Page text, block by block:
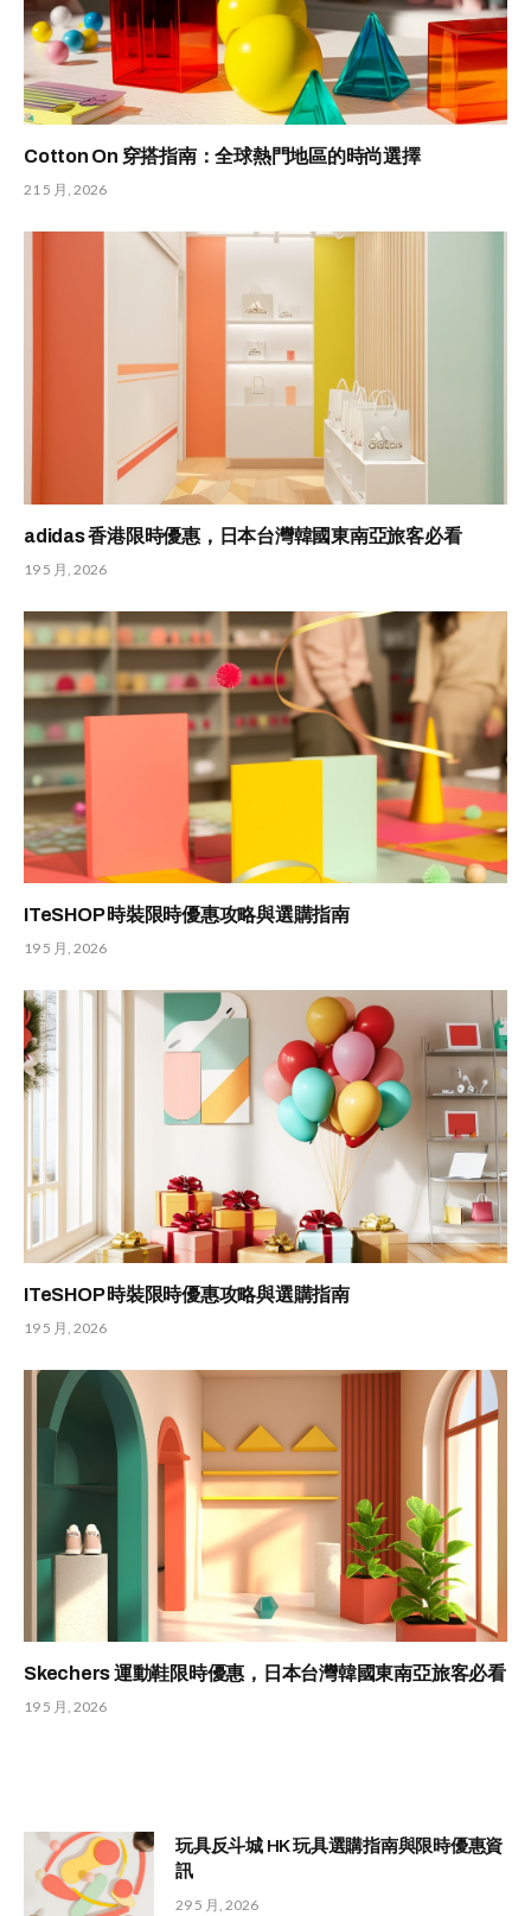
Cotton On 穿搭指南：全球熱門地區的時尚選擇
21 5 月, 2026
adidas 香港限時優惠，日本台灣韓國東南亞旅客必看
19 5 月, 2026
ITeSHOP 時裝限時優惠攻略與選購指南
19 5 月, 2026
ITeSHOP 時裝限時優惠攻略與選購指南
19 5 月, 2026
Skechers 運動鞋限時優惠，日本台灣韓國東南亞旅客必看
19 5 月, 2026
玩具反斗城 HK 玩具選購指南與限時優惠資
訊
29 5 月, 2026